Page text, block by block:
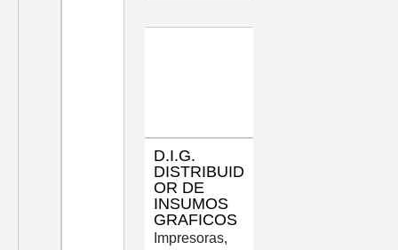
D.I.G.
DISTRIBUID
OR DE
INSUMOS
GRAFICOS
Impresoras,